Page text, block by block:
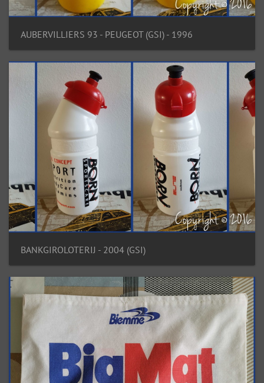
AUBERVILLIERS 93 - PEUGEOT (GSI) - 1996
BANKGIROLOTERIJ - 2004 (GSI)